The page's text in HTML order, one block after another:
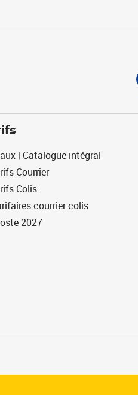
| Catalogue intégral
Courrier
Colis
courrier colis
2027